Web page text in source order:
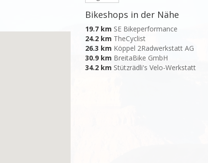
Bikeshops in der Nähe
19.7 km SE Bikeperformance
24.2 km TheCyclist
26.3 km Köppel 2Radwerkstatt AG
30.9 km BreitaBike GmbH
34.2 km Stützrädli's Velo-Werkstatt